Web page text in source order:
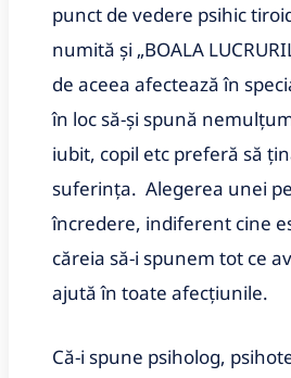
punct de vedere psihic
numită și „BOALA
de aceea afectează în
în loc să-și spună
iubit, copil etc preferă să
suferința. Alegerea unei
încredere, indiferent cine
căreia să-i spunem tot ce
ajută în toate afecțiunile.
Că-i spune psiholog,